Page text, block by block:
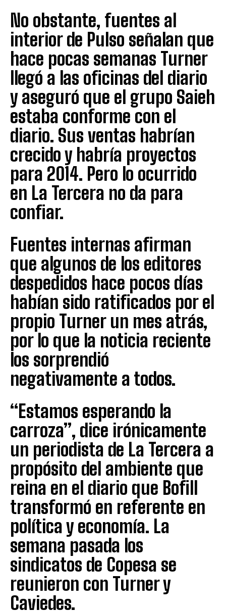
No obstante, fuentes al
interior de Pulso señalan que
hace pocas semanas Turner
llegó a las oficinas del diario
y aseguró que el grupo Saieh
estaba conforme con el
diario. Sus ventas habrían
crecido y habría proyectos
para 2014. Pero lo ocurrido
en La Tercera no da para
confiar.
Fuentes internas afirman
que algunos de los editores
despedidos hace pocos días
habían sido ratificados por el
propio Turner un mes atrás,
por lo que la noticia reciente
los sorprendió
negativamente a todos.
“Estamos esperando la
carroza”, dice irónicamente
un periodista de La Tercera a
propósito del ambiente que
reina en el diario que Bofill
transformó en referente en
política y economía. La
semana pasada los
sindicatos de Copesa se
reunieron con Turner y
Caviedes.